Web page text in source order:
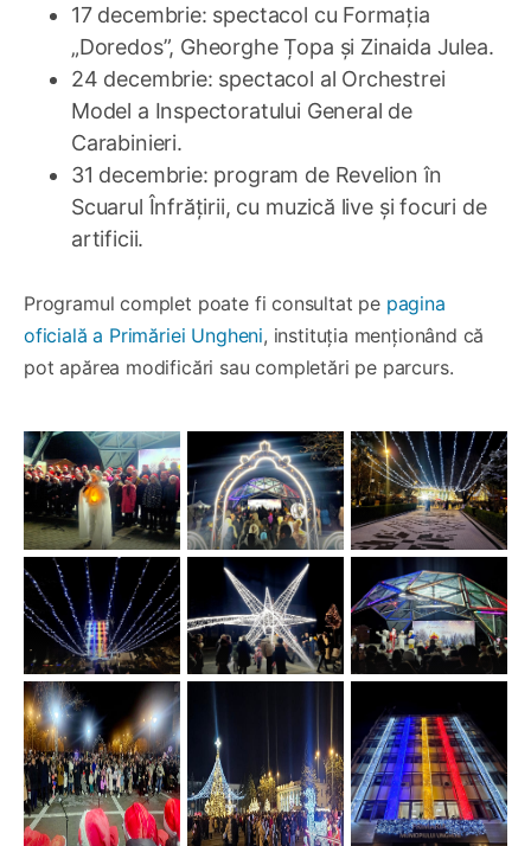
17 decembrie: spectacol cu Formația
„Doredos”, Gheorghe Țopa și Zinaida Julea.
24 decembrie: spectacol al Orchestrei
Model a Inspectoratului General de
Carabinieri.
31 decembrie: program de Revelion în
Scuarul Înfrățirii, cu muzică live și focuri de
artificii.
Programul complet poate fi consultat pe pagina
oficială a Primăriei Ungheni, instituția menționând că
pot apărea modificări sau completări pe parcurs.